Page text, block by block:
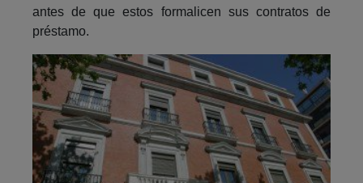
antes de que estos formalicen sus contratos de
préstamo.